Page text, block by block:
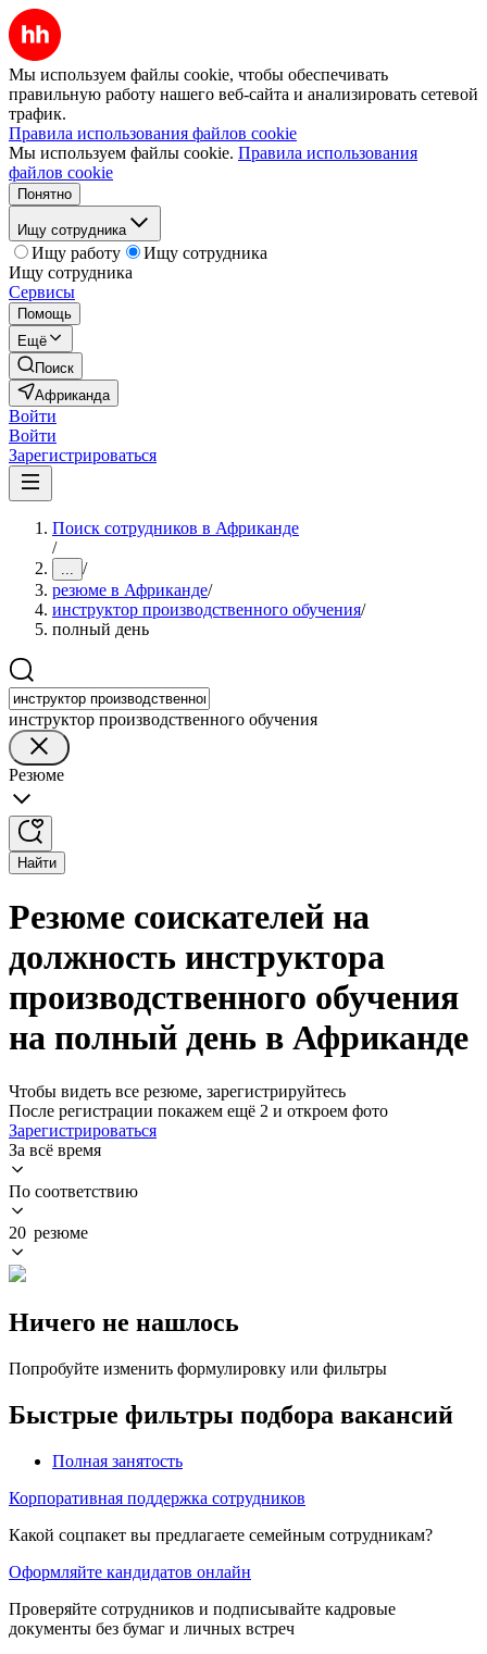
Мы используем файлы cookie, чтобы обеспечивать
правильную работу нашего веб-сайта и анализировать сетевой
трафик.
Правила использования файлов cookie
Мы используем файлы cookie. Правила использования
файлов cookie
Понятно
Ищу сотрудника
Ищу работу
Ищу сотрудника
Ищу сотрудника
Сервисы
Помощь
Ещё
Поиск
Африканда
Войти
Войти
Зарегистрироваться
Поиск сотрудников в Африканде
/
... /
резюме в Африканде/
инструктор производственного обучения/
полный день
инструктор производственного обучения
Резюме
Найти
Резюме соискателей на
должность инструктора
производственного обучения
на полный день в Африканде
Чтобы видеть все резюме, зарегистрируйтесь
После регистрации покажем ещё 2 и откроем фото
Зарегистрироваться
За всё время
По соответствию
20 резюме
Ничего не нашлось
Попробуйте изменить формулировку или фильтры
Быстрые фильтры подбора вакансий
Полная занятость
Корпоративная поддержка сотрудников
Какой соцпакет вы предлагаете семейным сотрудникам?
Оформляйте кандидатов онлайн
Проверяйте сотрудников и подписывайте кадровые
документы без бумаг и личных встреч